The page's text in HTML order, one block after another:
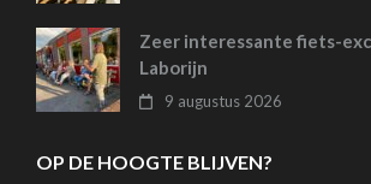
Zeer interessante fiets-
Laborijn
9 augustus 2026
OP DE HOOGTE BLIJVEN?